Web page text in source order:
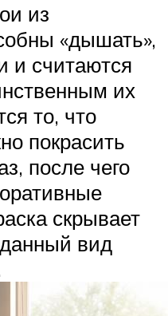
из
«дышать»,
и считаются
их
то, что
покрасить
после чего
скрывает
вид